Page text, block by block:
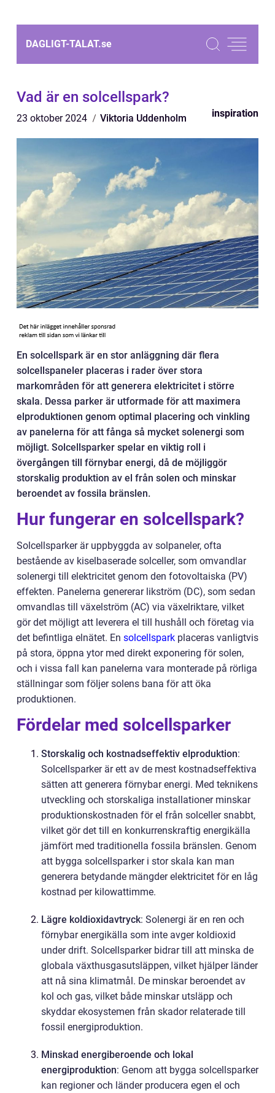
DAGLIGT-TALAT.se
Vad är en solcellspark?
23 oktober 2024 Viktoria Uddenholm inspiration
En solcellspark är en stor anläggning där flera
solcellspaneler placeras i rader över stora
markområden för att generera elektricitet i större
skala. Dessa parker är utformade för att maximera
elproduktionen genom optimal placering och vinkling
av panelerna för att fånga så mycket solenergi som
möjligt. Solcellsparker spelar en viktig roll i
övergången till förnybar energi, då de möjliggör
storskalig produktion av el från solen och minskar
beroendet av fossila bränslen.
Hur fungerar en solcellspark?
Solcellsparker är uppbyggda av solpaneler, ofta
bestående av kiselbaserade solceller, som omvandlar
solenergi till elektricitet genom den fotovoltaiska (PV)
effekten. Panelerna genererar likström (DC), som sedan
omvandlas till växelström (AC) via växelriktare, vilket
gör det möjligt att leverera el till hushåll och företag via
det befintliga elnätet. En solcellspark placeras vanligtvis
på stora, öppna ytor med direkt exponering för solen,
och i vissa fall kan panelerna vara monterade på rörliga
ställningar som följer solens bana för att öka
produktionen.
Fördelar med solcellsparker
Storskalig och kostnadseffektiv elproduktion:
Solcellsparker är ett av de mest kostnadseffektiva
sätten att generera förnybar energi. Med teknikens
utveckling och storskaliga installationer minskar
produktionskostnaden för el från solceller snabbt,
vilket gör det till en konkurrenskraftig energikälla
jämfört med traditionella fossila bränslen. Genom
att bygga solcellsparker i stor skala kan man
generera betydande mängder elektricitet för en låg
kostnad per kilowattimme.
Lägre koldioxidavtryck: Solenergi är en ren och
förnybar energikälla som inte avger koldioxid
under drift. Solcellsparker bidrar till att minska de
globala växthusgasutsläppen, vilket hjälper länder
att nå sina klimatmål. De minskar beroendet av
kol och gas, vilket både minskar utsläpp och
skyddar ekosystemen från skador relaterade till
fossil energiproduktion.
Minskad energiberoende och lokal
energiproduktion: Genom att bygga solcellsparker
kan regioner och länder producera egen el och